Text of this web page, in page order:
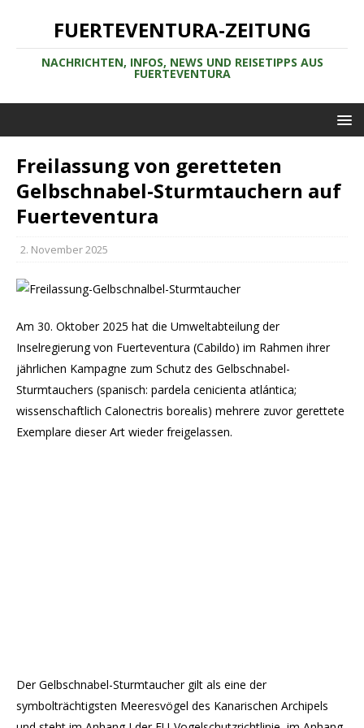
FUERTEVENTURA-ZEITUNG
NACHRICHTEN, INFOS, NEWS UND REISETIPPS AUS
FUERTEVENTURA
Freilassung von geretteten
Gelbschnabel-Sturmtauchern auf
Fuerteventura
2. November 2025
Am 30. Oktober 2025 hat die Umweltabteilung der
Inselregierung von Fuerteventura (Cabildo) im Rahmen ihrer
jährlichen Kampagne zum Schutz des Gelbschnabel-
Sturmtauchers (spanisch: pardela cenicienta atlántica;
wissenschaftlich Calonectris borealis) mehrere zuvor gerettete
Exemplare dieser Art wieder freigelassen.
Der Gelbschnabel-Sturmtaucher gilt als eine der
symbolträchtigsten Meeresvögel des Kanarischen Archipels